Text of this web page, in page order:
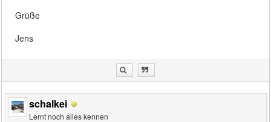
Grüße
Jens
schalkei
Lernt noch alles kennen